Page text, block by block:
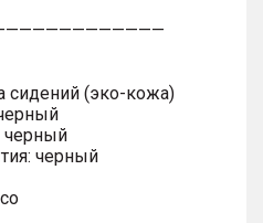
сидений (эко-кожа)
черный
черный